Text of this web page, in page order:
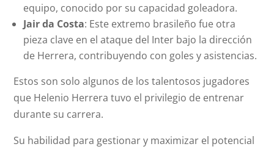
equipo, conocido por su capacidad goleadora.
Jair da Costa: Este extremo brasileño fue otra
pieza clave en el ataque del Inter bajo la dirección
de Herrera, contribuyendo con goles y asistencias.
Estos son solo algunos de los talentosos jugadores
que Helenio Herrera tuvo el privilegio de entrenar
durante su carrera.
Su habilidad para gestionar y maximizar el potencial